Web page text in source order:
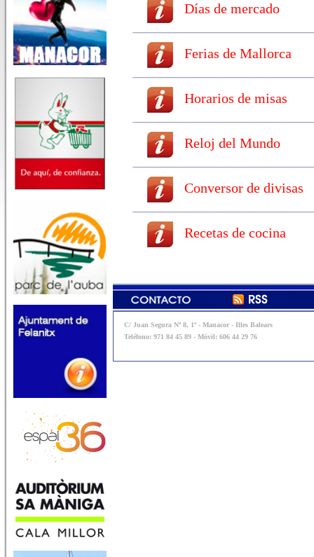
Días de mercado
Ferias de Mallorca
Horarios de misas
Reloj del Mundo
Conversor de divisas
Recetas de cocina
C/ Juan Segura Nº 8, 1º - Manacor - Illes Balears
Teléfono: 971 84 45 89 - Móvil: 606 44 29 76